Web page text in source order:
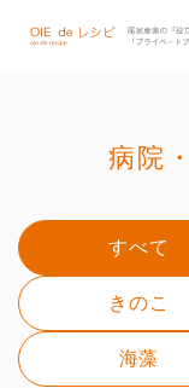
病院
すべて
きのこ
海藻